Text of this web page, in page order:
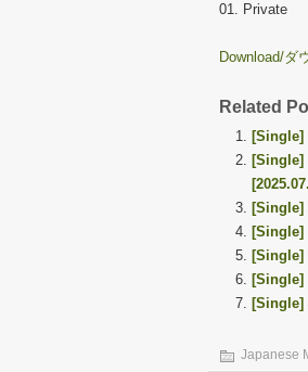
01. Private
Download/ダ
Related
[Single]
[Single]
[Single]
[Single]
[Single]
[Single]
[Single]
Japanese